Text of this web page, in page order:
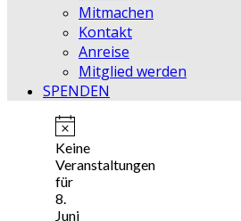
Mitmachen
Kontakt
Anreise
Mitglied werden
SPENDEN
Hinweis
Keine
Veranstaltungen
für
8.
Juni